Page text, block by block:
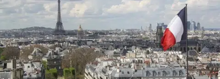
Bingöl
Bolu
Burdur